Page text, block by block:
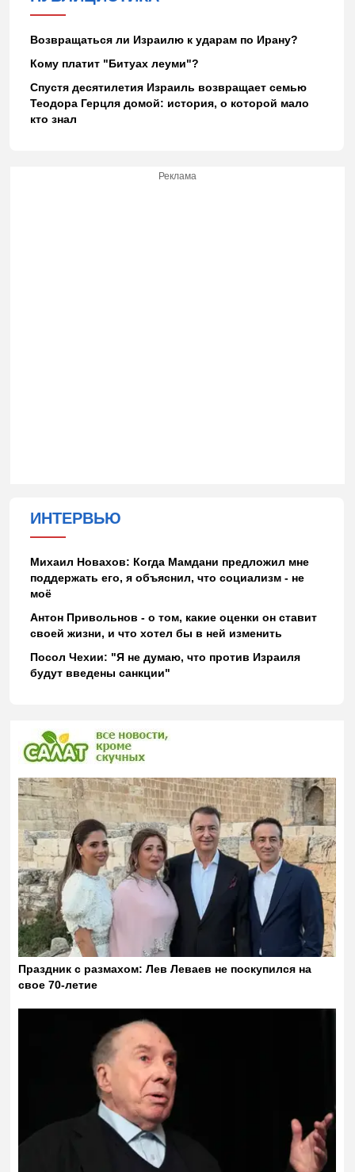
Возвращаться ли Израилю к ударам по Ирану?
Кому платит "Битуах леуми"?
Спустя десятилетия Израиль возвращает семью
Теодора Герцля домой: история, о которой мало
кто знал
Реклама
ИНТЕРВЬЮ
Михаил Новахов: Когда Мамдани предложил мне
поддержать его, я объяснил, что социализм - не
моё
Антон Привольнов - о том, какие оценки он ставит
своей жизни, и что хотел бы в ней изменить
Посол Чехии: "Я не думаю, что против Израиля
будут введены санкции"